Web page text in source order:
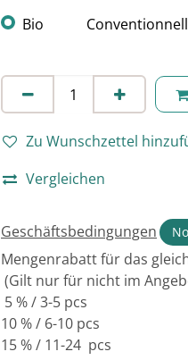
Bio
Zu Wunschzettel
Vergleichen
Geschäftsbedingungen
Mengenrabatt für das
(Gilt nur für nicht im
5 % / 3-5 pcs
10 % / 6-10 pcs
15 % / 11-24 pcs